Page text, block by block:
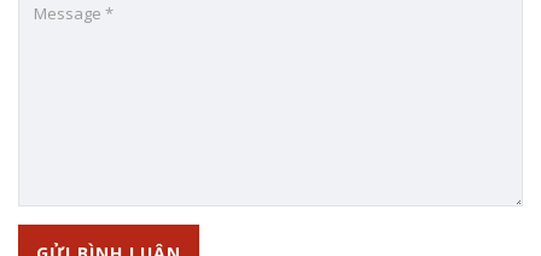
TRUNG TÂM ANH NGỮ VIỆT MỸ SÀI GÒN VUSG